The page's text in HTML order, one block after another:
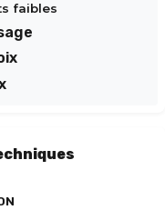
faibles